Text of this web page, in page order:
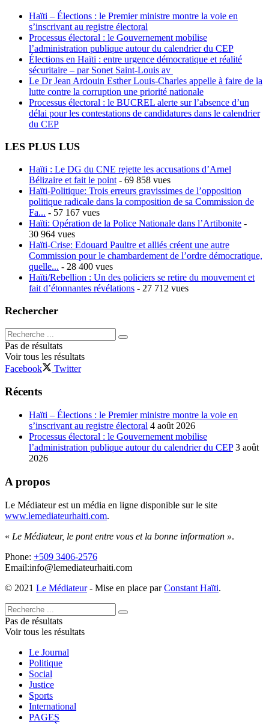
Haïti – Élections : le Premier ministre montre la voie en
s’inscrivant au registre électoral
Processus électoral : le Gouvernement mobilise
l’administration publique autour du calendrier du CEP
Élections en Haïti : entre urgence démocratique et réalité
sécuritaire – par Sonet Saint-Louis av
Le Dr Jean Ardouin Esther Louis-Charles appelle à faire de la
lutte contre la corruption une priorité nationale
Processus électoral : le BUCREL alerte sur l’absence d’un
délai pour les contestations de candidatures dans le calendrier
du CEP
LES PLUS LUS
Haïti : Le DG du CNE rejette les accusations d’Arnel
Bélizaire et fait le point - 69 858 vues
Haïti-Politique: Trois erreurs gravissimes de l’opposition
politique radicale dans la composition de sa Commission de
Fa... - 57 167 vues
Haïti: Opération de la Police Nationale dans l’Artibonite -
30 964 vues
Haïti-Crise: Edouard Paultre et alliés créent une autre
Commission pour le chambardement de l’ordre démocratique,
quelle... - 28 400 vues
Haïti/Rebellion : Un des policiers se retire du mouvement et
fait d’étonnantes révélations - 27 712 vues
Rechercher
Pas de résultats
Voir tous les résultats
Facebook
Twitter
Récents
Haïti – Élections : le Premier ministre montre la voie en
s’inscrivant au registre électoral 4 août 2026
Processus électoral : le Gouvernement mobilise
l’administration publique autour du calendrier du CEP 3 août
2026
A propos
Le Médiateur est un média en ligne disponible sur le site
www.lemediateurhaiti.com.
« Le Médiateur, le pont entre vous et la bonne information ».
Phone: +509 3406-2576
Email:info@lemediateurhaiti.com
© 2021 Le Médiateur- Mise en place parConstant Haïti.
Pas de résultats
Voir tous les résultats
Le Journal
Politique
Social
Justice
Sports
International
PAGES